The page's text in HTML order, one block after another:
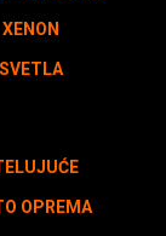
XENON
SVETLA
OPREMA